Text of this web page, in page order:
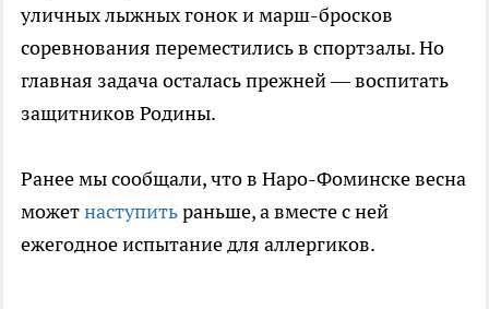
уличных лыжных гонок и марш-бросков
соревнования переместились в спортзалы. Но
главная задача осталась прежней — воспитать
защитников Родины.
Ранее мы сообщали, что в Наро-Фоминске весна
можетнаступитьраньше, а вместе с ней
ежегодное испытание для аллергиков.